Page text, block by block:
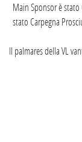
Main Sponsor è
stato Carpegna
Il palmares della VL